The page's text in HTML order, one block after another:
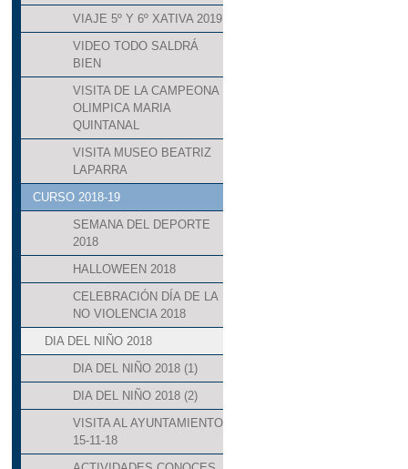
VIAJE 5º Y 6º XATIVA 2019
VIDEO TODO SALDRÁ
BIEN
VISITA DE LA CAMPEONA
OLIMPICA MARIA
QUINTANAL
VISITA MUSEO BEATRIZ
LAPARRA
CURSO 2018-19
SEMANA DEL DEPORTE
2018
HALLOWEEN 2018
CELEBRACIÓN DÍA DE LA
NO VIOLENCIA 2018
DIA DEL NIÑO 2018
DIA DEL NIÑO 2018 (1)
DIA DEL NIÑO 2018 (2)
VISITA AL AYUNTAMIENTO
15-11-18